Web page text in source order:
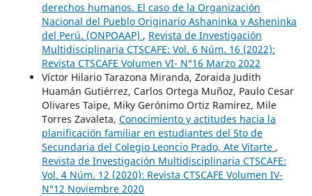
derechos humanos. El caso de la Organización
Nacional del Pueblo Originario Ashaninka y Asheninka
del Perú. (ONPOAAP) , Revista de Investigación
Multidisciplinaria CTSCAFE: Vol. 6 Núm. 16 (2022):
Revista CTSCAFE Volumen VI- N°16 Marzo 2022
Víctor Hilario Tarazona Miranda, Zoraida Judith
Huamán Gutiérrez, Carlos Ortega Muñoz, Paulo Cesar
Olivares Taipe, Miky Gerónimo Ortiz Ramírez, Mile
Torres Zavaleta, Conocimiento y actitudes hacia la
planificación familiar en estudiantes del 5to de
Secundaria del Colegio Leoncio Prado, Ate Vitarte ,
Revista de Investigación Multidisciplinaria CTSCAFE:
Vol. 4 Núm. 12 (2020): Revista CTSCAFE Volumen IV-
N°12 Noviembre 2020